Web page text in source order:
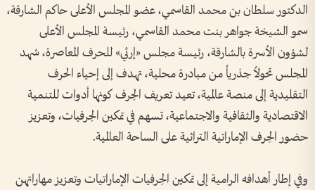
الدكتور سلطان بن محمد القاسمي، عضو المجلس الأعلى حاكم الشارقة،
سمو الشيخة جواهر بنت محمد القاسمي، رئيسة المجلس الأعلى
لشؤون الأسرة بالشارقة، رئيسة مجلس «إرثي» للحرف المعاصرة، شهد
المجلس تحولاً جذرياً من مبادرة محلية، تهدف إلى إحياء الحرف
التقليدية إلى منصة عالمية، تعيد تعريف الحِرف كونها أدوات للتنمية
الاقتصادية والثقافية والاجتماعية، تسهم في تمكين الحِرفيات، وتعزيز
حضور الحِرف الإماراتية التراثية على الساحة العالمية.
وفي إطار أهدافه الرامية إلى تمكين الحِرفيات الإماراتيات وتعزيز مهاراتهن